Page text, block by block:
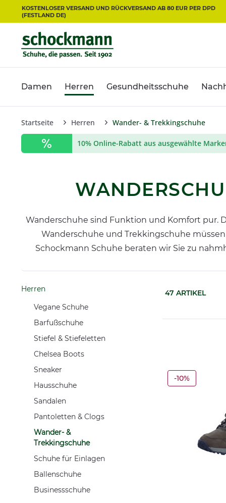
KOSTENLOSER VERSAND UND RÜCKVERSAND AB 80 EUR PER DPD
(FESTLAND DE)
Damen Herren Gesundheitsschuhe
Startseite Herren Wander- & Trekkingschuhe
10% Online-Rabatt aus ausgewählte
Wanderschuhe sind Funktion und Komfort pur.
Wanderschuhe und Trekkingschuhe
Schockmann Schuhe beraten wir Sie zu
Herren
Vegane Schuhe
Barfußschuhe
Stiefel & Stiefeletten
Chelsea Boots
Sneaker
Hausschuhe
Sandalen
Pantoletten & Clogs
Wander- &
Trekkingschuhe
Schuhe für Einlagen
Ballenschuhe
Businessschuhe
47 ARTIKEL
-10%